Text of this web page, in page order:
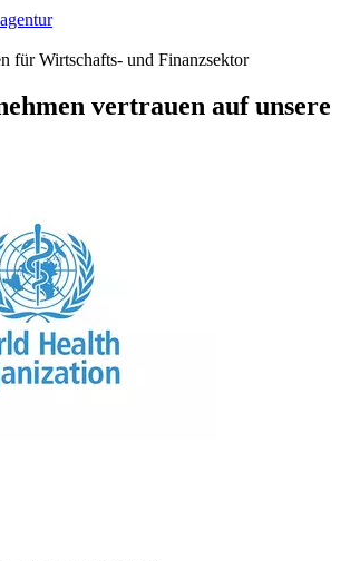
für Wirtschafts- und Finanzsektor
vertrauen auf unsere